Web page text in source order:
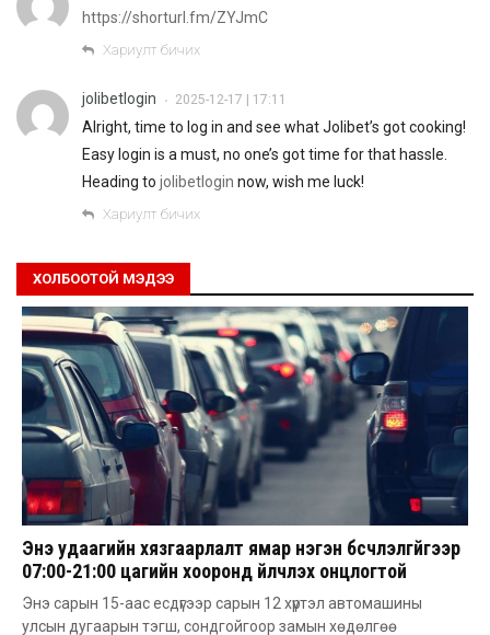
https://shorturl.fm/ZYJmC
Хариулт бичих
jolibetlogin • 2025-12-17 | 17:11
Alright, time to log in and see what Jolibet’s got cooking!
Easy login is a must, no one’s got time for that hassle.
Heading to jolibetlogin now, wish me luck!
Хариулт бичих
ХОЛБООТОЙ МЭДЭЭ
Энэ удаагийн хязгаарлалт ямар нэгэн бүсчлэлгүйгээр
07:00-21:00 цагийн хооронд үйлчлэх онцлогтой
Энэ сарын 15-аас есдүгээр сарын 12 хүртэл автомашины
улсын дугаарын тэгш, сондгойгоор замын хөдөлгөө